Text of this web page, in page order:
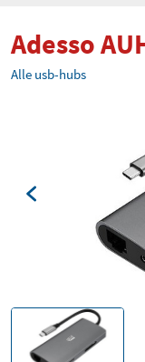
Adesso
Alle usb-hubs